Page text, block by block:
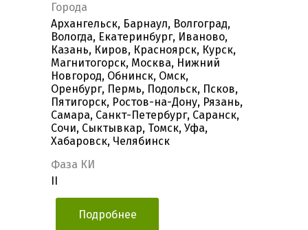
Города
Архангельск, Барнаул, Волгоград,
Вологда, Екатеринбург, Иваново,
Казань, Киров, Красноярск, Курск,
Магнитогорск, Москва, Нижний
Новгород, Обнинск, Омск,
Оренбург, Пермь, Подольск, Псков,
Пятигорск, Ростов-на-Дону, Рязань,
Самара, Санкт-Петербург, Саранск,
Сочи, Сыктывкар, Томск, Уфа,
Хабаровск, Челябинск
Фаза КИ
Подробнее